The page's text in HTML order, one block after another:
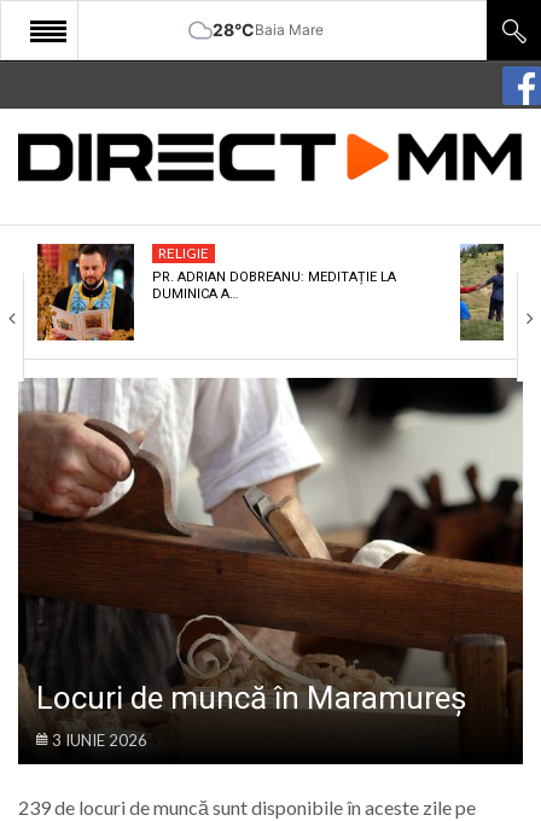
28°CBaia Mare
START
COMUNITATE
CULTURA
ECONOMIE
SANATATE
SPORT
SPECIAL
POLITIC
RELIGIE
PR. ADRIAN DOBREANU: MEDITAȚIE LA
DUMINICA A…
Locuri de muncă în Maramureș
3 IUNIE 2026
239 de locuri de muncă sunt disponibile în aceste zile pe